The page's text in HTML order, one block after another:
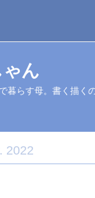
ん
暮らす母。書く描く
2022